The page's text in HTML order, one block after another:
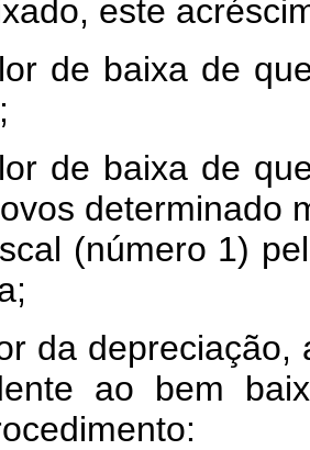
este
de baixa de
de baixa de
determinado
(número 1)
da depreciação,
ao bem